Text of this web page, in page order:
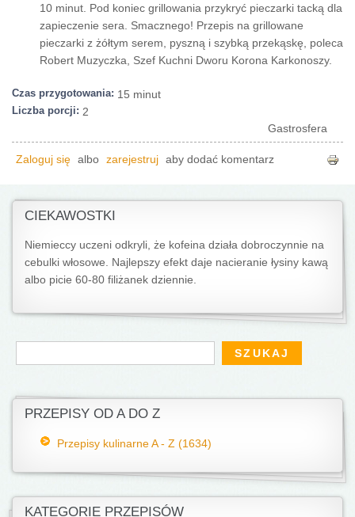
10 minut. Pod koniec grillowania przykryć pieczarki tacką dla
zapieczenie sera. Smacznego! Przepis na grillowane
pieczarki z żółtym serem, pyszną i szybką przekąskę, poleca
Robert Muzyczka, Szef Kuchni Dworu Korona Karkonoszy.
Czas przygotowania: 15 minut
Liczba porcji: 2
Gastrosfera
Zaloguj się albo zarejestruj aby dodać komentarz
CIEKAWOSTKI
Niemieccy uczeni odkryli, że kofeina działa dobroczynnie na
cebulki włosowe. Najlepszy efekt daje nacieranie łysiny kawą
albo picie 60-80 filiżanek dziennie.
Formularz wyszukiwania
Szukaj
PRZEPISY OD A DO Z
Przepisy kulinarne A - Z (1634)
KATEGORIE PRZEPISÓW